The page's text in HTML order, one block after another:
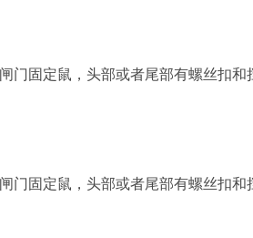
门固定鼠，头部或者尾部有螺丝扣和
门固定鼠，头部或者尾部有螺丝扣和